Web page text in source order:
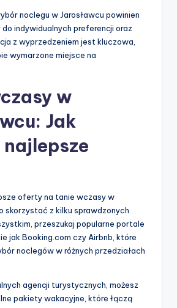
noclegu w Jarosławcu powinien
indywidualnych preferencji oraz
z wyprzedzeniem jest kluczowa,
wymarzone miejsce na
w
Jak
oferty na tanie wczasy w
skorzystać z kilku sprawdzonych
przeszukaj popularne portale
jak Booking.com czy Airbnb, które
noclegów w różnych przedziałach
agencji turystycznych, możesz
pakiety wakacyjne, które łączą